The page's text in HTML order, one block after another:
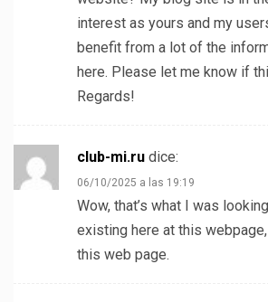
interest as yours and my
benefit from a lot of the
here. Please let me know if
Regards!
club-mi.ru dice:
06/10/2025 a las 19:19
Wow, that’s what I was
existing here at this
this web page.